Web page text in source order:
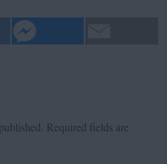
Required fields are